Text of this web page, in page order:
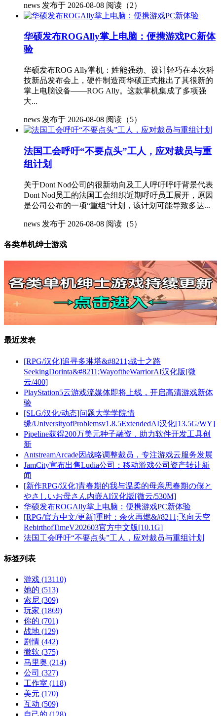
news 发布于 2026-08-08 阅读（2）
华硕发布ROGAlly掌上电脑：便携游戏PC新体
验
华硕发布ROG Ally掌机：姓能强劲、设计轻巧在本次科
技新品发布会上，硬件制造商华硕正式推出了其很新的
掌上电脑设备——ROG Ally。这款掌机集成了多项强
大...
news 发布于 2026-08-08 阅读（5）
法国工会呼吁“不要点头”工人，应对裁员与重
组计划
关于Dont Nod公司的很新动向及工人呼吁呼吁背景代表
Dont Nod员工的法国工会组织近期呼吁员工展开，原因
是公司公布的一项“重组”计划，该计划可能导致多达...
news 发布于 2026-08-08 阅读（5）
各类单机绅士游戏
最近发表
[RPG/汉化]追寻多琳塔&#8211;战士之路
SeekingDorinta&#8211;WayoftheWarriorAI汉化版[微
云/400]
PlayStation5云游戏流媒体即将上线，开启高清游戏新体
验
[SLG/汉化/动态]问题大学学院情
缘/UniversityofProblemsv1.8.5ExtendedAI汉化[13.5G/WY]
Pipeline获得200万美元种子融资，助力软件开发工具创
新
AntstreamArcade因战略调整裁员，专注游戏云服务发展
JamCity宣布出售Ludia公司：移动游戏公司资产转让新
闻
[新作RPG/汉化]青春期的我与温柔的母亲思春期の僕と
やさしいお母さん内嵌AI汉化版[微云/530M]
华硕发布ROGAlly掌上电脑：便携游戏PC新体验
[RPG/官方中文/更新]重时：余火再燃&#8211;飞向天空
RebirthofTimeV202603官方中文版[10.1G]
法国工会呼吁“不要点头”工人，应对裁员与重组计划
标签列表
游戏 (13110)
她的 (513)
索尼 (309)
玩家 (1869)
你的 (701)
战地 (129)
剧情 (442)
微软 (375)
马里奥 (214)
公司 (327)
工作室 (118)
美元 (170)
互动 (509)